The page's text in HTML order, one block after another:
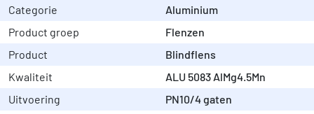
Categorie
Aluminium
Product groep
Flenzen
Product
Blindflens
Kwaliteit
ALU 5083 AlMg4.5Mn
Uitvoering
PN10/4 gaten